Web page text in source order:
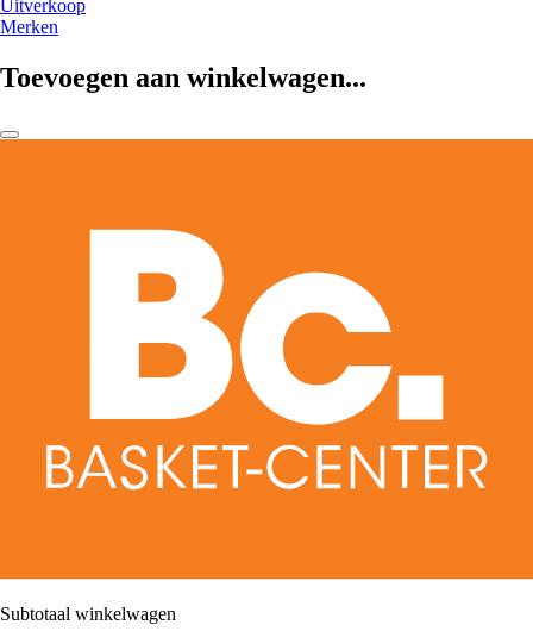
Uitverkoop
Merken
Toevoegen aan winkelwagen...
Subtotaal winkelwagen